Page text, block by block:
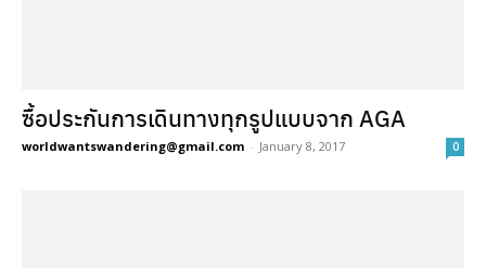
ซื้อประกันการเดินทางทุกรูปแบบจาก AGA
worldwantswandering@gmail.com - January 8, 2017 0